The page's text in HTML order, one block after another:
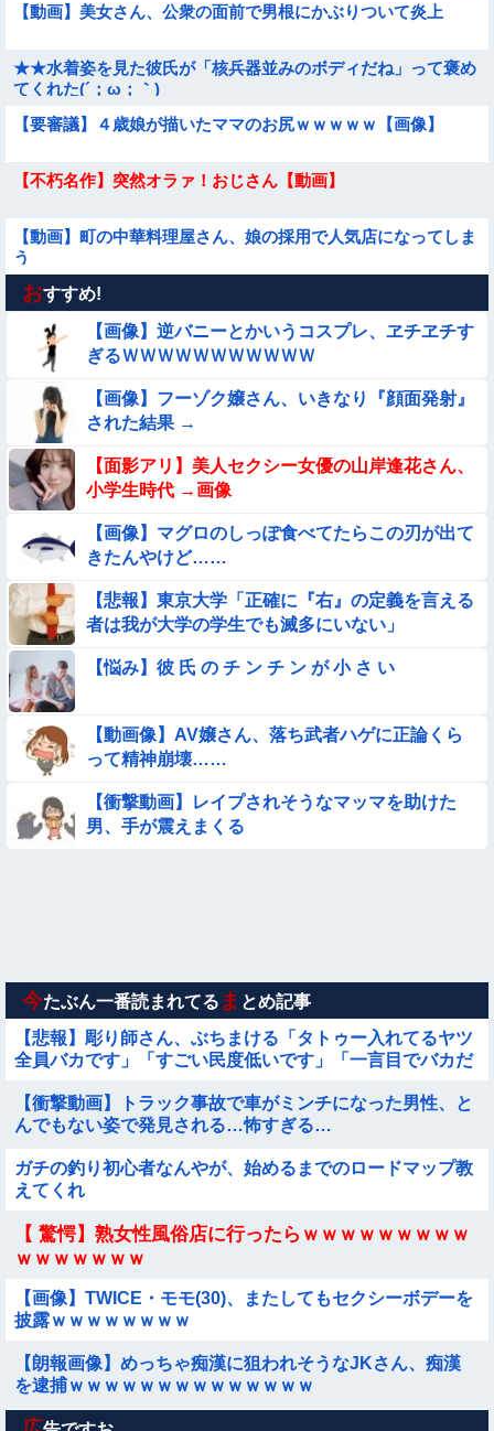
【動画】美女さん、公衆の面前で男根にかぶりついて炎上
★★水着姿を見た彼氏が「核兵器並みのボディだね」って褒め
てくれた(´；ω；｀)
【要審議】４歳娘が描いたママのお尻ｗｗｗｗｗ【画像】
【不朽名作】突然オラァ！おじさん【動画】
【動画】町の中華料理屋さん、娘の採用で人気店になってしま
う
【動画あり】ボーイッシュ美少女「どうしたん？おっぱい揉
む？❤」
【悲報】昭和世代さん、「1時間弱」は1時間に満たない、「1
時間強」は1時間＋αだと思ってる😭
【動画】スペインのJK、レベチｗｗｗｗｗｗｗｗｗｗ
【画像】こういう『横乳』が見える服装ｗｗｗｗｗｗｗｗｗｗ
ｗｗ
ｗｗｗｗｗ
【画像】115年前に作られた『幻の28府県案』が意外といいか
も →
【参考画像】脱がしたら『残念オッパイ』を褒める時の模範解
答
【動画】南米系のデカパイぽっちゃり女さん、配信がヱ口すぎ
ｗｗｗｗｗｗｗ
【朗報】メンヘラ女の子、可愛すぎると話題にｗｗｗｗｗｗｗ
ｗｗｗｗ
おすすめ!
【画像】逆バニーとかいうコスプレ、ヱチヱチす
ぎるＷＷＷＷＷＷＷＷＷＷＷ
【画像】フーゾク嬢さん、いきなり『顔面発射』
された結果 →
【面影アリ】美人セクシー女優の山岸逢花さん、
小学生時代 →画像
【画像】マグロのしっぽ食べてたらこの刃が出て
きたんやけど……
【悲報】東京大学「正確に『右』の定義を言える
者は我が大学の学生でも滅多にいない」
【悩み】彼 氏 の チ ン チ ン が 小 さ い
【動画像】AV嬢さん、落ち武者ハゲに正論くら
って精神崩壊……
【衝撃動画】レイプされそうなマッマを助けた
男、手が震えまくる
今たぶん一番読まれてる ま とめ記事
【悲報】彫り師さん、ぶちまける「タトゥー入れてるヤツ
全員バカです」「すごい民度低いです」「一言目でバカだ
【衝撃動画】トラック事故で車がミンチになった男性、と
んでもない姿で発見される…怖すぎる…
ガチの釣り初心者なんやが、始めるまでのロードマップ教
えてくれ
【 驚愕】熟女性風俗店に行ったらｗｗｗｗｗｗｗｗｗ
ｗｗｗｗｗｗｗ
【画像】TWICE・モモ(30)、またしてもセクシーボデーを
披露ｗｗｗｗｗｗｗｗ
【朗報画像】めっちゃ痴漢に狙われそうなJKさん、痴漢
を逮捕ｗｗｗｗｗｗｗｗｗｗｗｗｗｗ